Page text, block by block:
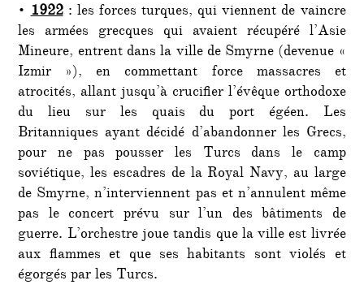
•1922 : les forces turques, qui viennent de vaincre
les armées grecques qui avaient récupéré l’Asie
Mineure, entrent dans la ville de Smyrne (devenue «
Izmir »), en commettant force massacres et
atrocités, allant jusqu’à crucifier l’évêque orthodoxe
du lieu sur les quais du port égéen. Les
Britanniques ayant décidé d’abandonner les Grecs,
pour ne pas pousser les Turcs dans le camp
soviétique, les escadres de la Royal Navy, au large
de Smyrne, n’interviennent pas et n’annulent même
pas le concert prévu sur l’un des bâtiments de
guerre. L’orchestre joue tandis que la ville est livrée
aux flammes et que ses habitants sont violés et
égorgés par les Turcs.